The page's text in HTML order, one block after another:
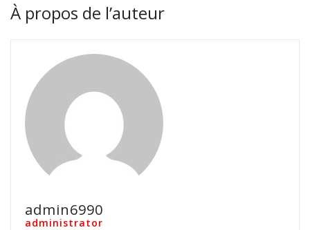
À propos de l’auteur
admin6990
administrator